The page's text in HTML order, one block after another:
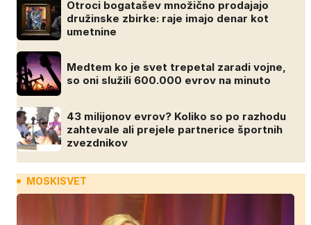
Otroci bogatašev množično prodajajo
družinske zbirke: raje imajo denar kot
umetnine
Medtem ko je svet trepetal zaradi vojne,
so oni služili 600.000 evrov na minuto
43 milijonov evrov? Koliko so po razhodu
zahtevale ali prejele partnerice športnih
zvezdnikov
MOSKISVET